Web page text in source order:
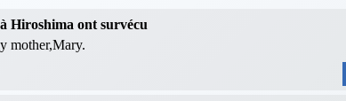
Hiroshima ont survécu
mother,Mary.